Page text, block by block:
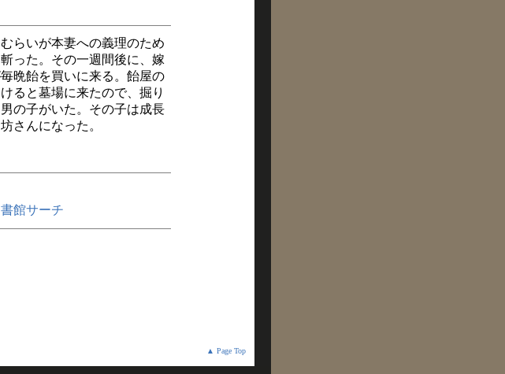
らいが本妻への義理のため
った。その一週間後に、嫁
晩飴を買いに来る。飴屋の
ると墓場に来たので、掘り
の子がいた。その子は成長
さんになった。
館サーチ
▲ Page Top